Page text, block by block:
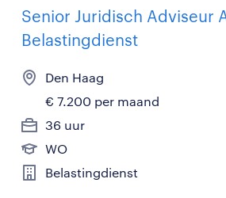
Senior Juridisch Adviseur
Belastingdienst
Den Haag
€ 7.200 per maand
36 uur
WO
Belastingdienst